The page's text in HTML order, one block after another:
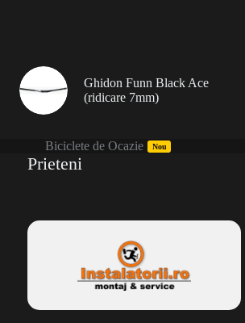
Ghidon Funn Black Ace
(ridicare 7mm)
Biciclete de Ocazie Nou
Prieteni